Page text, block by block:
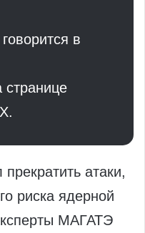
в
странице
атаки,
риска ядерной
МАГАТЭ